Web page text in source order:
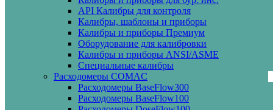
API Калибры для контроля
Калибры, шаблоны и приборы
Калибры и приборы Премиум
Оборудование для калибровки
Калибры и приборы ANSI/ASME
Специальные калибры
Расходомеры COMAC
Расходомеры BaseFlow300
Расходомеры BaseFlow100